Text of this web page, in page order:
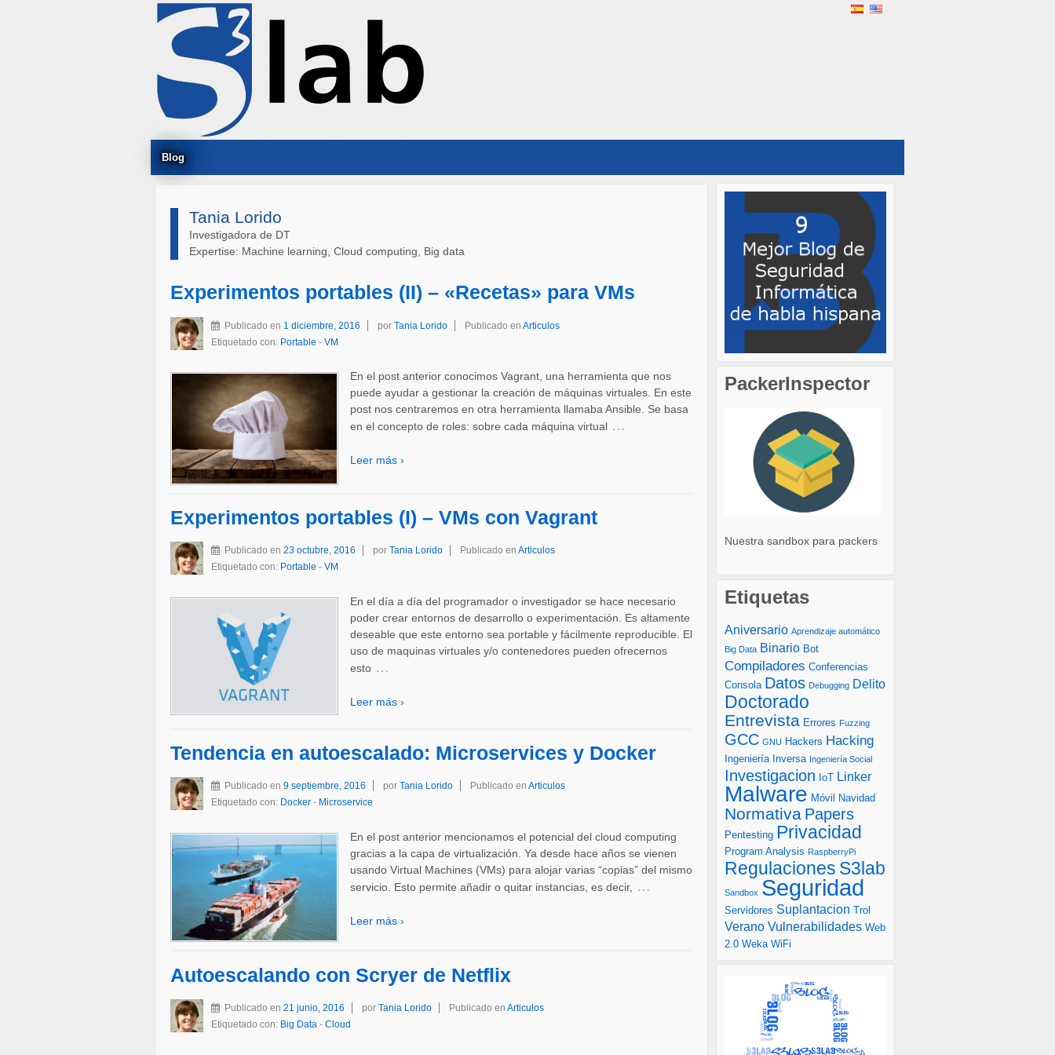
Blog
Tania Lorido
Investigadora de DT
Expertise: Machine learning, Cloud computing, Big data
Experimentos portables (II) – «Recetas» para VMs
Publicado en 1 diciembre, 2016 por Tania Lorido Publicado en Articulos
Etiquetado con: Portable - VM
En el post anterior conocimos Vagrant, una herramienta que nos
puede ayudar a gestionar la creación de máquinas virtuales. En este
post nos centraremos en otra herramienta llamaba Ansible. Se basa
en el concepto de roles: sobre cada máquina virtual …
Leer más ›
Experimentos portables (I) – VMs con Vagrant
Publicado en 23 octubre, 2016 por Tania Lorido Publicado en Articulos
Etiquetado con: Portable - VM
En el día a día del programador o investigador se hace necesario
poder crear entornos de desarrollo o experimentación. Es altamente
deseable que este entorno sea portable y fácilmente reproducible. El
uso de maquinas virtuales y/o contenedores pueden ofrecernos
esto …
Leer más ›
Tendencia en autoescalado: Microservices y Docker
Publicado en 9 septiembre, 2016 por Tania Lorido Publicado en Articulos
Etiquetado con: Docker - Microservice
En el post anterior mencionamos el potencial del cloud computing
gracias a la capa de virtualización. Ya desde hace años se vienen
usando Virtual Machines (VMs) para alojar varias “copias” del mismo
servicio. Esto permite añadir o quitar instancias, es decir,
…
Leer más ›
Autoescalando con Scryer de Netflix
Publicado en 21 junio, 2016 por Tania Lorido Publicado en Articulos
Etiquetado con: Big Data - Cloud
PackerInspector
Nuestra sandbox para packers
Etiquetas
Aniversario Aprendizaje automático
Big Data Binario Bot
Compiladores Conferencias
Consola Datos Debugging Delito
Doctorado
Entrevista Errores Fuzzing
GCC GNU Hackers Hacking
Ingeniería Inversa Ingeniería Social
Investigacion IoT Linker
Malware Móvil Navidad
Normativa Papers
Pentesting Privacidad
Program Analysis RaspberryPi
Regulaciones S3lab
Sandbox Seguridad
Servidores Suplantacion Trol
Verano Vulnerabilidades Web
2.0 Weka WiFi